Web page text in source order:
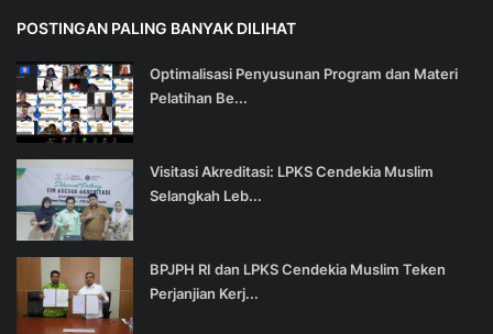
POSTINGAN PALING BANYAK DILIHAT
Optimalisasi Penyusunan Program dan Materi
Pelatihan Be...
Visitasi Akreditasi: LPKS Cendekia Muslim
Selangkah Leb...
BPJPH RI dan LPKS Cendekia Muslim Teken
Perjanjian Kerj...